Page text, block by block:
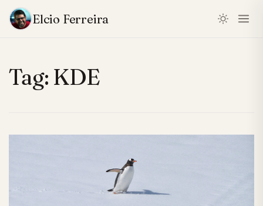
Elcio Ferreira
Tag: KDE